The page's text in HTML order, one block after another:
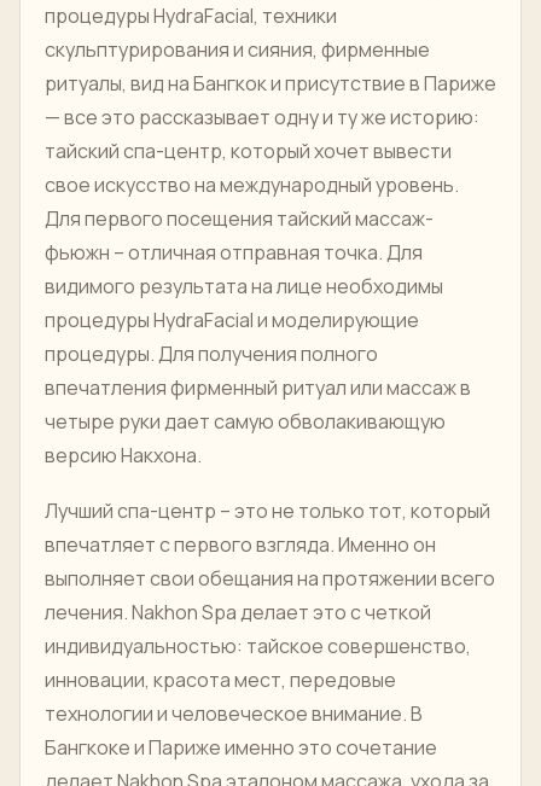
процедуры HydraFacial, техники
скульптурирования и сияния, фирменные
ритуалы, вид на Бангкок и присутствие в Париже
— все это рассказывает одну и ту же историю:
тайский спа-центр, который хочет вывести
свое искусство на международный уровень.
Для первого посещения тайский массаж-
фьюжн – отличная отправная точка. Для
видимого результата на лице необходимы
процедуры HydraFacial и моделирующие
процедуры. Для получения полного
впечатления фирменный ритуал или массаж в
четыре руки дает самую обволакивающую
версию Накхона.
Лучший спа-центр – это не только тот, который
впечатляет с первого взгляда. Именно он
выполняет свои обещания на протяжении всего
лечения. Nakhon Spa делает это с четкой
индивидуальностью: тайское совершенство,
инновации, красота мест, передовые
технологии и человеческое внимание. В
Бангкоке и Париже именно это сочетание